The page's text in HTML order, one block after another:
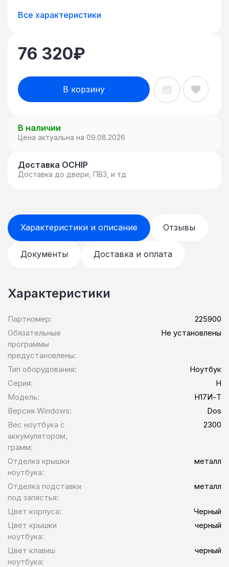
Все характеристики
76 320₽
В корзину
В наличии
Цена актуальна на 09.08.2026
Доставка OCHIP
Доставка до двери, ПВЗ, и тд
Характеристики и описание Отзывы
Документы Доставка и оплата
Характеристики
Партномер:
225900
Обязательные
программы
предустановлены:
Не установлены
Тип оборудования:
Ноутбук
Серия:
H
Модель:
Н17И-Т
Версия Windows:
Dos
Вес ноутбука с
аккумулятором,
грамм:
2300
Отделка крышки
ноутбука:
металл
Отделка подставки
под запястья:
металл
Цвет корпуса:
Черный
Цвет крышки
ноутбука:
черный
Цвет клавиш
ноутбука:
черный